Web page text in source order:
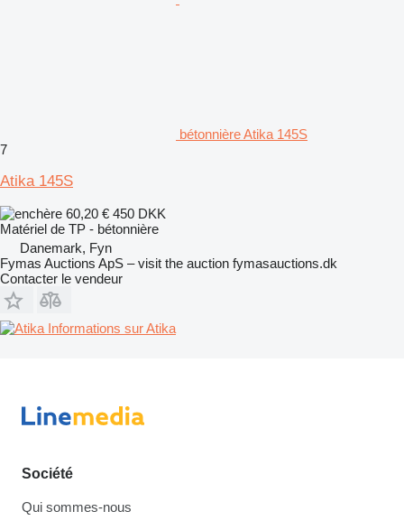
bétonnière Atika 145S
7
Atika 145S
60,20 € 450 DKK
Matériel de TP - bétonnière
Danemark, Fyn
Fymas Auctions ApS – visit the auction fymasauctions.dk
Contacter le vendeur
Informations sur Atika
Société
Qui sommes-nous